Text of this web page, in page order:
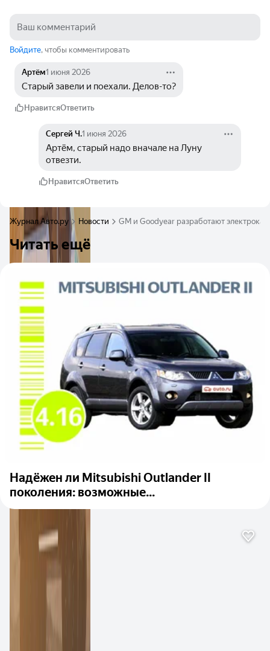
Войдите, чтобы комментировать
Артём1 июня 2026
Старый завели и поехали. Делов-то?
НравитсяОтветить
Сергей Ч.1 июня 2026
Артём, старый надо вначале на Луну
отвезти.
НравитсяОтветить
Журнал Авто.ру Новости GM и Goodyear разработают
Читать ещё
Надёжен ли Mitsubishi Outlander II
поколения: возможные...